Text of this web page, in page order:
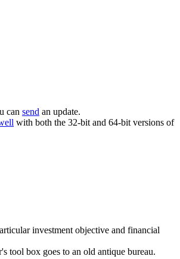
can send an update.
with both the 32-bit and 64-bit versions of
investment objective and financial
tool box goes to an old antique bureau.